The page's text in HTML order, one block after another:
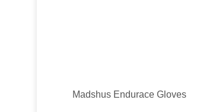
Madshus Endurace Gloves